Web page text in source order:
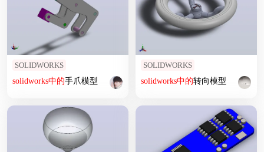
SOLIDWORKS
solidworks中的手爪模型
SOLIDWORKS
solidworks中的转向模型